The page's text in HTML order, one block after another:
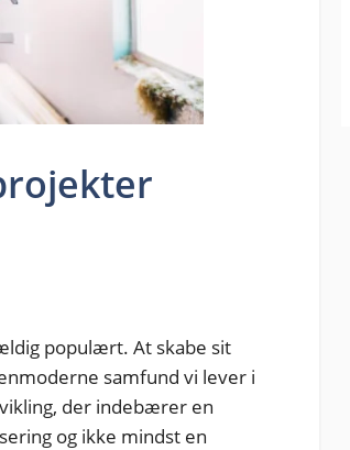
populært. At skabe sit
samfund vi lever i
der indebærer en
og ikke mindst en